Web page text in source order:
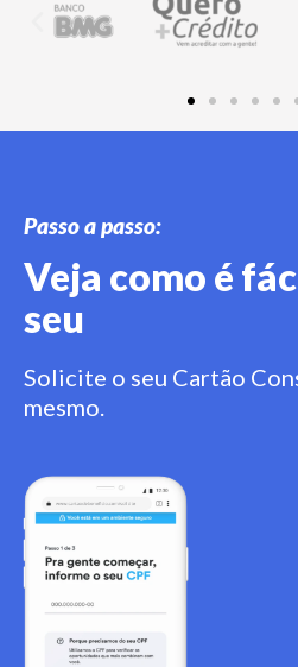
Passo a passo:
Veja como é
seu
Solicite o seu Cartão
mesmo.